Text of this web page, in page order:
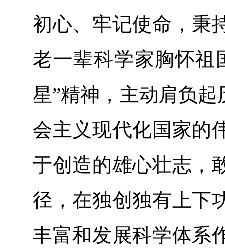
初心、牢记使命，秉
老一辈科学家胸怀祖
星”精神，主动肩负
会主义现代化国家的
于创造的雄心壮志，
径，在独创独有上下
丰富和发展科学体系